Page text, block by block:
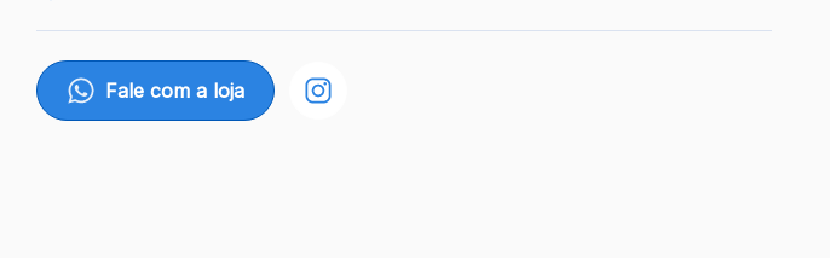
Fale com a loja